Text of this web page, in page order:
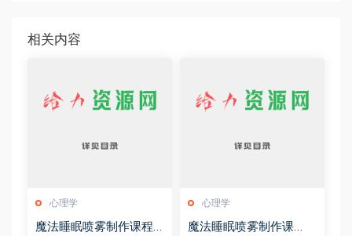
相关内容
心理学
魔法睡眠喷雾制作课程
心理学
魔法睡眠喷雾制作课